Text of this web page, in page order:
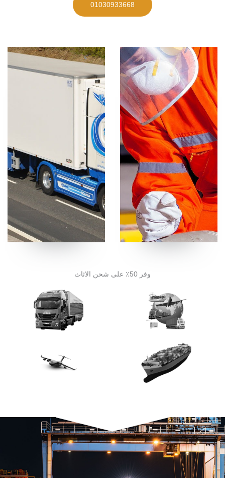
01030933668
وفر 50٪ على شحن الاثاث